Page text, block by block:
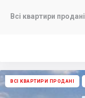
Всі квартири продані
ВСІ КВАРТИРИ ПРОДАНІ